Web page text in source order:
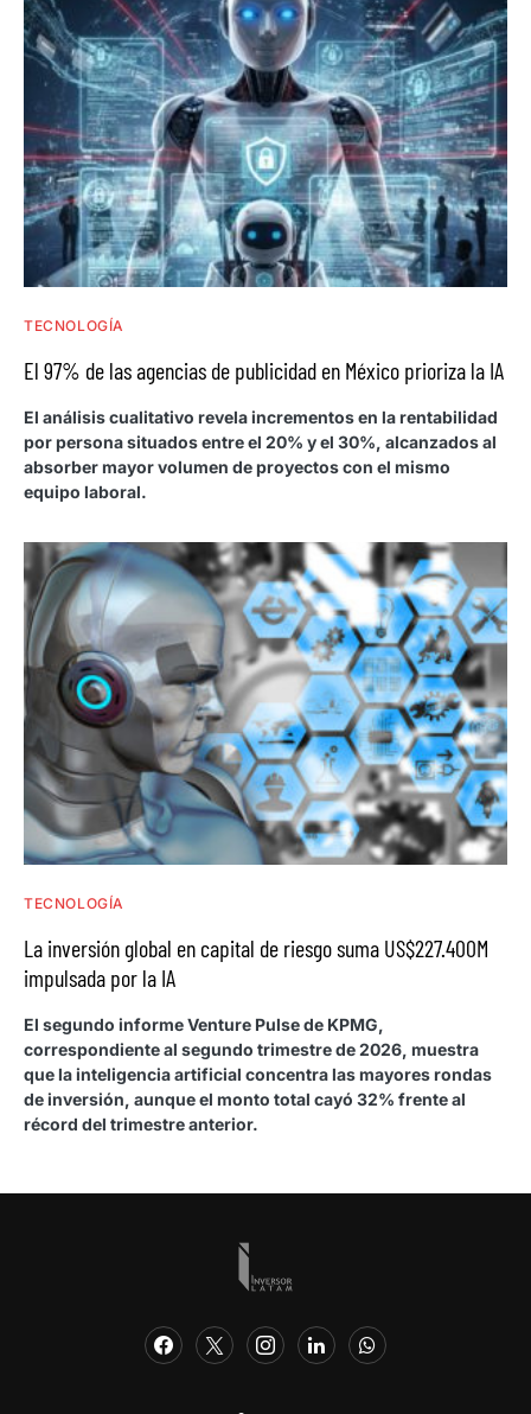
TECNOLOGÍA
El 97% de las agencias de publicidad en México prioriza la IA
El análisis cualitativo revela incrementos en la rentabilidad
por persona situados entre el 20% y el 30%, alcanzados al
absorber mayor volumen de proyectos con el mismo
equipo laboral.
TECNOLOGÍA
La inversión global en capital de riesgo suma US$227.400M
impulsada por la IA
El segundo informe Venture Pulse de KPMG,
correspondiente al segundo trimestre de 2026, muestra
que la inteligencia artificial concentra las mayores rondas
de inversión, aunque el monto total cayó 32% frente al
récord del trimestre anterior.